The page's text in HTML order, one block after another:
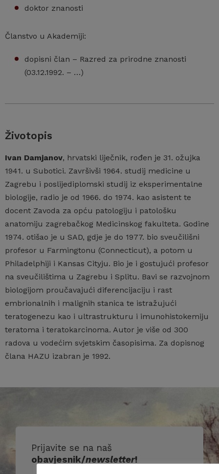
doktor znanosti
Članstvo u Akademiji:
dopisni član – Razred za prirodne znanosti
(03.12.1992. – …)
Životopis
Ivan Damjanov, hrvatski liječnik, rođen je 31. ožujka
1941. u Subotici. Završivši 1964. studij medicine u
Zagrebu i poslijediplomski studij iz eksperimentalne
biologije, radio je od 1966. do 1974. kao asistent te
docent Zavoda za opću patologiju i patološku
anatomiju zagrebačkog Medicinskog fakulteta. Godine
1974. otišao je u SAD, gdje je do 1977. bio sveučilišni
profesor u Farmingtonu (Connecticut), a potom u
Philadelphiji i Kansas Cityju. Bio je i gostujući profesor
na sveučilištima u Zagrebu i Splitu. Bavi se razvojnom
biologijom proučavajući diferencijaciju i rast
embrionalnih i malignih stanica te istražujući
teratogenezu kao i ultrastrukturu i imunohistokemiju
teratoma i teratokarcinoma. Autor je više od 300
radova u vodećim svjetskim časopisima. Za dopisnog
člana HAZU izabran je 1992.
Prijavite se na naš
obavjesnik/newsletter!